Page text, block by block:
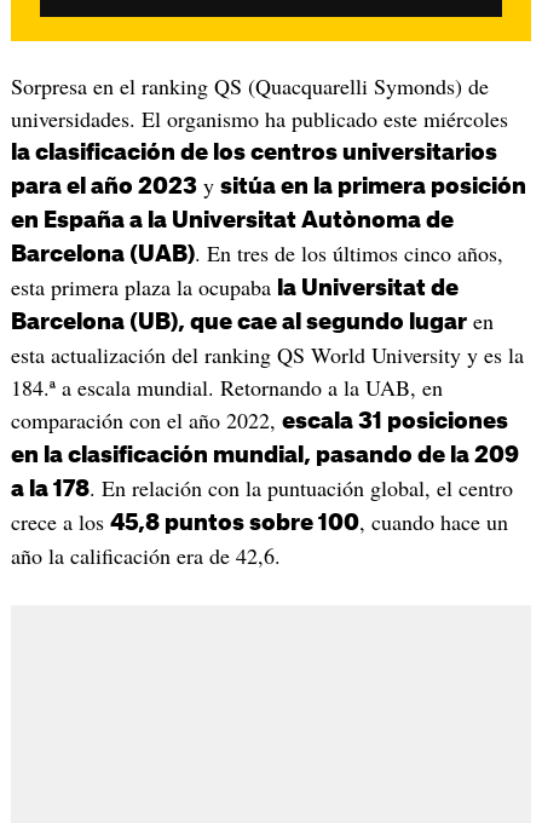
Sorpresa en el ranking QS (Quacquarelli Symonds) de
universidades. El organismo ha publicado este miércoles
la clasificación de los centros universitarios
para el año 2023y sitúa en la primera posición
en España a la Universitat Autònoma de
Barcelona (UAB). En tres de los últimos cinco años,
esta primera plaza la ocupaba la Universitat de
Barcelona (UB), que cae al segundo lugaren
esta actualización del ranking QS World University y es la
184.ª a escala mundial. Retornando a la UAB, en
comparación con el año 2022, escala 31 posiciones
en la clasificación mundial, pasando de la 209
a la 178. En relación con la puntuación global, el centro
crece a los 45,8 puntos sobre 100, cuando hace un
año la calificación era de 42,6.